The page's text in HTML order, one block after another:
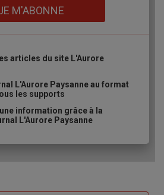
M'ABONNE
articles du site L'Aurore
L'Aurore Paysanne au format
les supports
information grâce à la
L'Aurore Paysanne